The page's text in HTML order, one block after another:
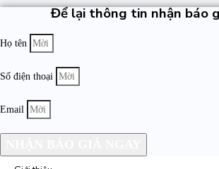
Để lại thông tin nhận báo
Họ tên
Số điện thoại
Email